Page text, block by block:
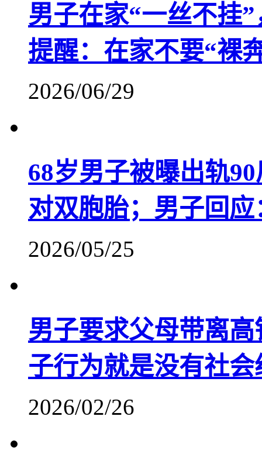
男子在家“一丝不挂
提醒：在家不要“裸
2026/06/29
68岁男子被曝出轨
对双胞胎；男子回
2026/05/25
男子要求父母带离
子行为就是没有社会
2026/02/26